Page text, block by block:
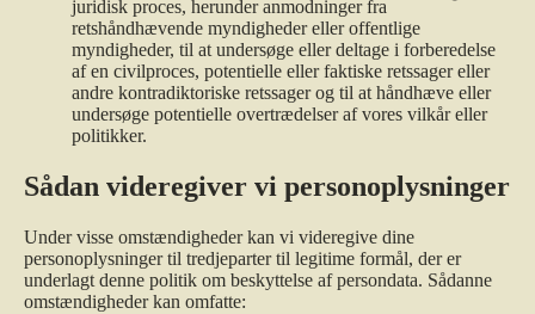
juridisk proces, herunder anmodninger fra
retshåndhævende myndigheder eller offentlige
myndigheder, til at undersøge eller deltage i forberedelse
af en civilproces, potentielle eller faktiske retssager eller
andre kontradiktoriske retssager og til at håndhæve eller
undersøge potentielle overtrædelser af vores vilkår eller
politikker.
Sådan videregiver vi personoplysninger
Under visse omstændigheder kan vi videregive dine
personoplysninger til tredjeparter til legitime formål, der er
underlagt denne politik om beskyttelse af persondata. Sådanne
omstændigheder kan omfatte: